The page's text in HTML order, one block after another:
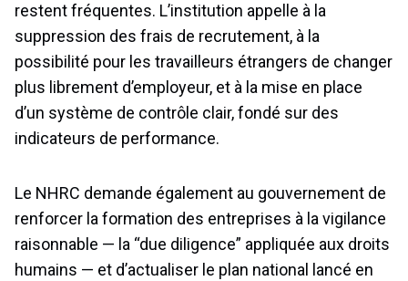
restent fréquentes. L’institution appelle à la
suppression des frais de recrutement, à la
possibilité pour les travailleurs étrangers de changer
plus librement d’employeur, et à la mise en place
d’un système de contrôle clair, fondé sur des
indicateurs de performance.
Le NHRC demande également au gouvernement de
renforcer la formation des entreprises à la vigilance
raisonnable — la “due diligence” appliquée aux droits
humains — et d’actualiser le plan national lancé en